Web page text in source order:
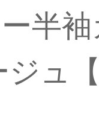
半
ュ